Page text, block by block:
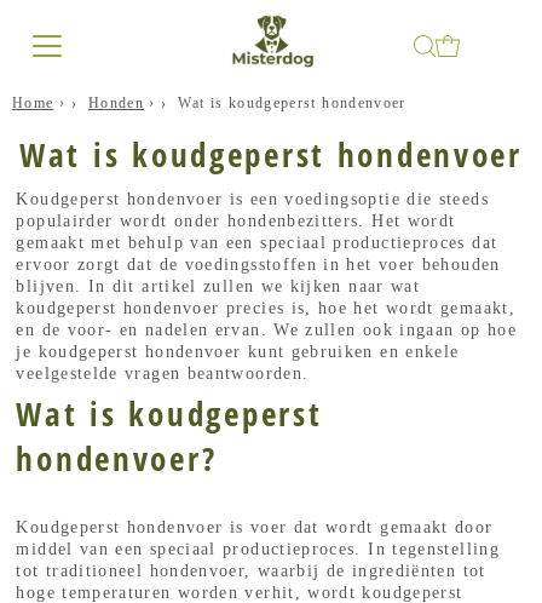
Home › Honden › Wat is koudgeperst hondenvoer
Wat is koudgeperst hondenvoer
Koudgeperst hondenvoer is een voedingsoptie die steeds
populairder wordt onder hondenbezitters. Het wordt
gemaakt met behulp van een speciaal productieproces dat
ervoor zorgt dat de voedingsstoffen in het voer behouden
blijven. In dit artikel zullen we kijken naar wat
koudgeperst hondenvoer precies is, hoe het wordt gemaakt,
en de voor- en nadelen ervan. We zullen ook ingaan op hoe
je koudgeperst hondenvoer kunt gebruiken en enkele
veelgestelde vragen beantwoorden.
Wat is koudgeperst
hondenvoer?
Koudgeperst hondenvoer is voer dat wordt gemaakt door
middel van een speciaal productieproces. In tegenstelling
tot traditioneel hondenvoer, waarbij de ingrediënten tot
hoge temperaturen worden verhit, wordt koudgeperst